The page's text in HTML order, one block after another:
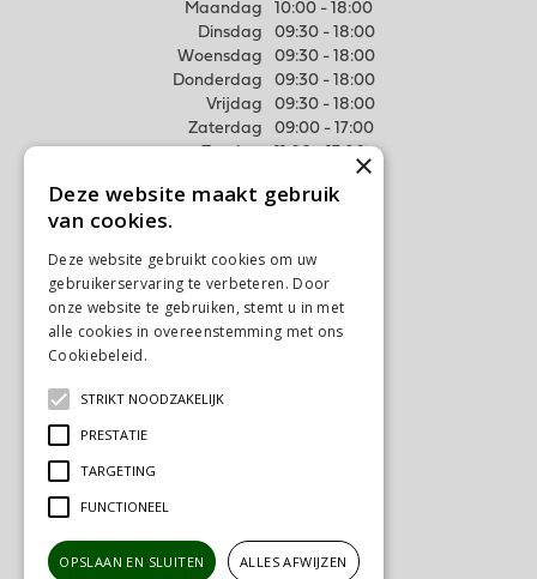
Maandag
10:00 - 18:00
Dinsdag
09:30 - 18:00
Woensdag
09:30 - 18:00
Donderdag
09:30 - 18:00
Vrijdag
09:30 - 18:00
Zaterdag
09:00 - 17:00
Meer weten
Algemene voorwaarden
Privacy Statement
Disclaimer
×
Deze website maakt gebruik
van cookies.
Deze website gebruikt cookies om uw
gebruikerservaring te verbeteren. Door
onze website te gebruiken, stemt u in met
alle cookies in overeenstemming met ons
Cookiebeleid.
STRIKT NOODZAKELIJK
PRESTATIE
TARGETING
FUNCTIONEEL
OPSLAAN EN SLUITEN ALLES AFWIJZEN